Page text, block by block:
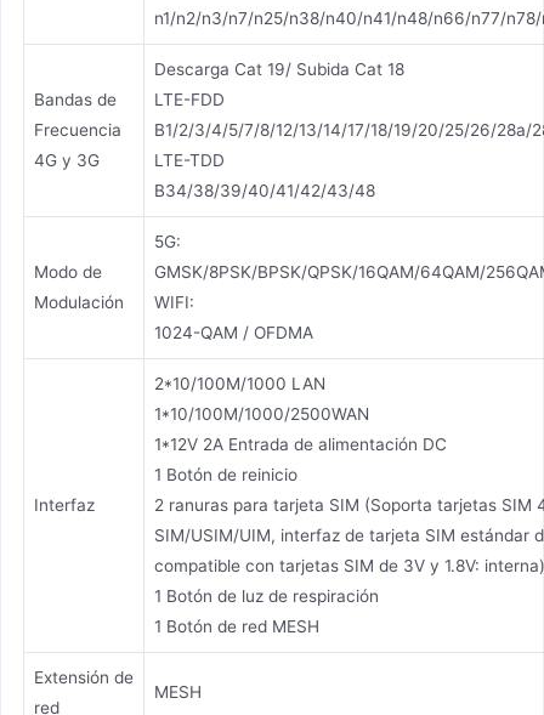
n1/n2/n3/n7/n25/n38/n40/n41/n48/n66/n77/
Bandas de
Frecuencia
4G y 3G
Descarga Cat 19/ Subida Cat 18
LTE-FDD
B1/2/3/4/5/7/8/12/13/14/17/18/19/20/25/26/28a/
LTE-TDD
B34/38/39/40/41/42/43/48
Modo de
Modulación
5G:
GMSK/8PSK/BPSK/QPSK/16QAM/64QAM/
WIFI:
1024-QAM / OFDMA
Interfaz
2*10/100M/1000 LAN
1*10/100M/1000/2500WAN
1*12V 2A Entrada de alimentación DC
1 Botón de reinicio
2 ranuras para tarjeta SIM (Soporta tarjetas SIM
SIM/USIM/UIM, interfaz de tarjeta SIM estándar
compatible con tarjetas SIM de 3V y 1.8V: interna)
1 Botón de luz de respiración
1 Botón de red MESH
Extensión de
red
MESH